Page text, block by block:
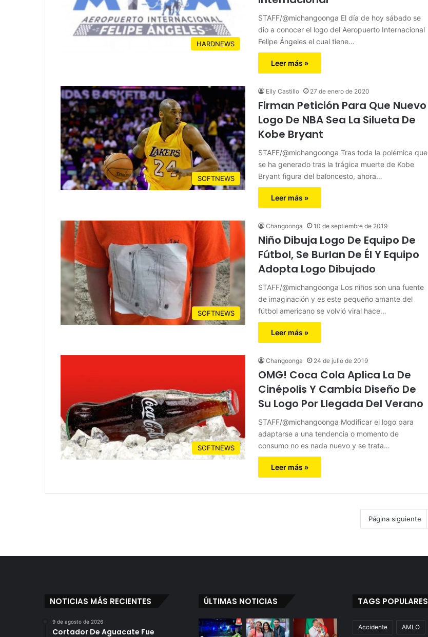
HARDNEWS
STAFF/@michangoonga El día de hoy sábado se
dio a conocer el logo del Aeropuerto Internacional
Felipe Ángeles el cual tiene…
Leer más »
SOFTNEWS
Elly Castillo 27 de enero de 2020
Firman Petición Para Que Nuevo
Logo De NBA Sea La Silueta De
Kobe Bryant
STAFF/@michangoonga Tras toda la polémica que
se ha generado tras la trágica muerte de Kobe
Bryant figura del baloncesto, ahora…
Leer más »
SOFTNEWS
Changoonga 10 de septiembre de 2019
Niño Dibuja Logo De Equipo De
Fútbol, Se Burlan De Él Y Equipo
Adopta Logo Dibujado
STAFF/@michangoonga Los niños son una fuente
de imaginación y es este pequeño amante del
fútbol americano se volvió viral hace…
Leer más »
SOFTNEWS
Changoonga 24 de julio de 2019
OMG! Coca Cola Aplica La De
Cinépolis Y Cambia Diseño De
Su Logo Por Llegada Del Verano
STAFF/@michangoonga Modificar el logo para
adaptarse a una tendencia o momento de
consumo no es nada nuevo y se trata…
Leer más »
Página siguiente
NOTICIAS MÁS RECIENTES
9 de agosto de 2026
Cortador De Aguacate Fue
ÚLTIMAS NOTICIAS TAGS POPULARES
Accidente AMLO